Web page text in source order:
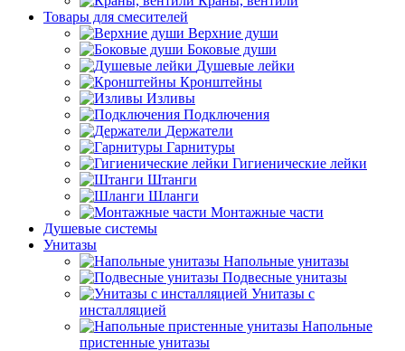
Товары для смесителей
Верхние души
Боковые души
Душевые лейки
Кронштейны
Изливы
Подключения
Держатели
Гарнитуры
Гигиенические лейки
Штанги
Шланги
Монтажные части
Душевые системы
Унитазы
Напольные унитазы
Подвесные унитазы
Унитазы с
инсталляцией
Напольные
пристенные унитазы